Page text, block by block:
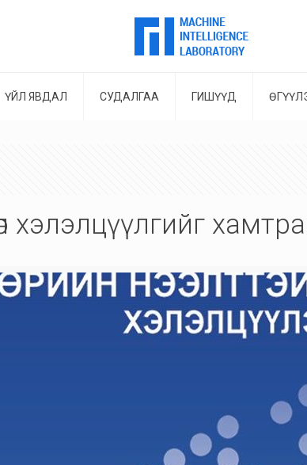
ҮЙЛ ЯВДАЛ СУДАЛГАА ГИШҮҮД
хэлэлцүүлгийг